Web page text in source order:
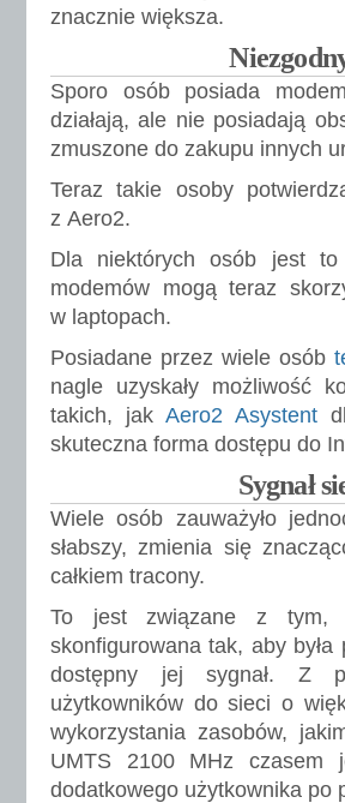
znacznie większa.
Sporo osób posiada
działają, ale nie posiadają
zmuszone do zakupu innych
Teraz takie osoby
z Aero2.
Dla niektórych osób jest
modemów mogą teraz
w laptopach.
Posiadane przez wiele osób
nagle uzyskały możliwość
takich, jak Aero2 Asystent
skuteczna forma dostępu do
Sygnał
Wiele osób zauważyło
słabszy, zmienia się
całkiem tracony.
To jest związane z
skonfigurowana tak, aby
dostępny jej sygnał. Z
użytkowników do sieci o
wykorzystania zasobów,
UMTS 2100 MHz
dodatkowego użytkownika po